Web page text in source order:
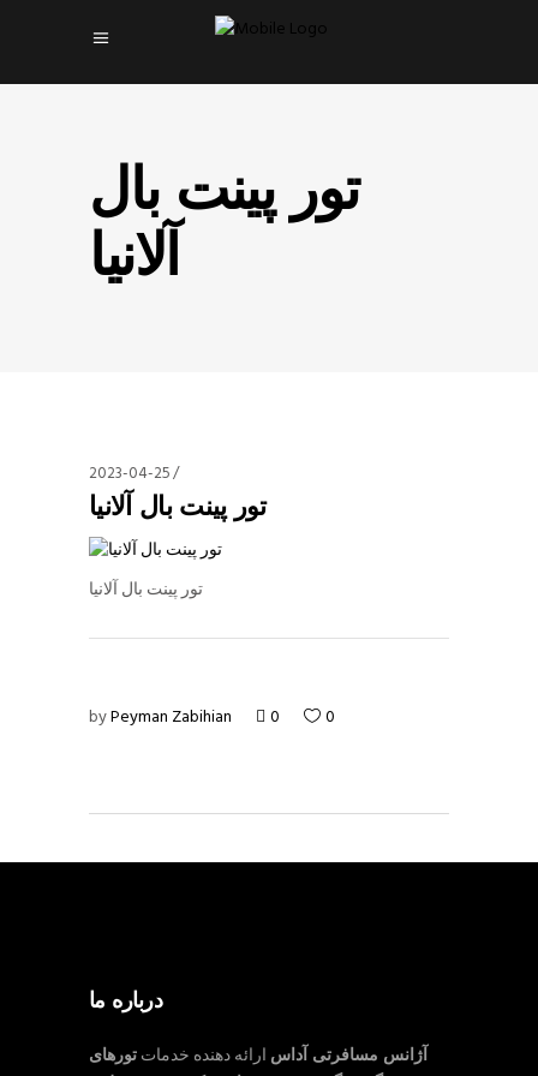
تور پینت بال
آلانیا
2023-04-25
تور پینت بال آلانیا
تور پینت بال آلانیا
byPeyman Zabihian 0 0
درباره ما
آژانس مسافرتی آداس ارائه دهنده خدماتتورهای